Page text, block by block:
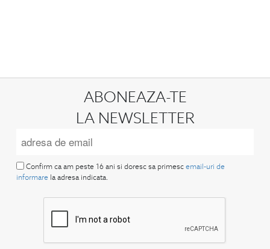
ABONEAZA-TE
LA NEWSLETTER
Confirm ca am peste 16 ani si doresc sa primesc email-uri de
informare la adresa indicata.